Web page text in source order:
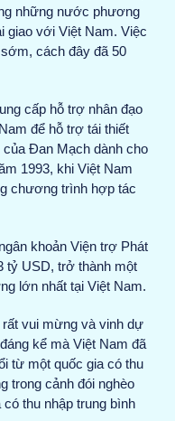
những nước phương
giao với Việt Nam. Việc
cách đây đã 50
cấp hỗ trợ nhân đạo
để hỗ trợ tái thiết
Đan Mạch dành cho
1993, khi Việt Nam
chương trình hợp tác
khoản Viện trợ Phát
tỷ USD, trở thành một
lớn nhất tại Việt Nam.
vui mừng và vinh dự
kể mà Việt Nam đã
từ một quốc gia có thu
trong cảnh đói nghèo
thu nhập trung bình